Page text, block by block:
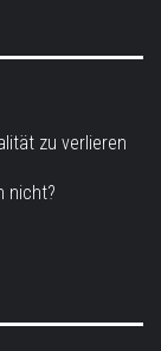
zu verlieren
nicht?